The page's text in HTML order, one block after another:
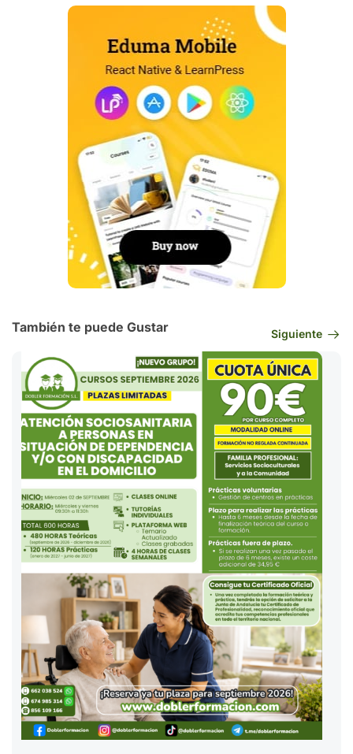
También te puede Gustar Siguiente